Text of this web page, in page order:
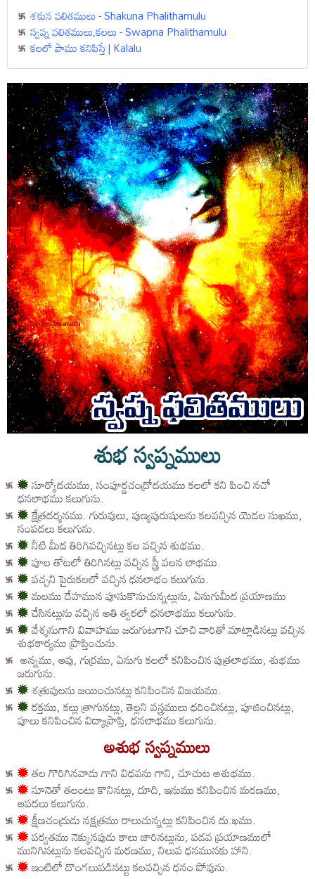
శకున ఫలితములు - Shakuna Phalithamulu
స్వప్న ఫలితములు,కలలు - Swapna Phalithamulu
కలలో పాము కనిపిస్తే | Kalalu
శుభ స్వప్నములు
✹సూర్యోదయము, సంపూర్ణచంద్రోదయము కలలో కని పించి నచో
ధనలాభము కలుగును.
✹క్షేత్రదర్శనము. గురువులు, పుణ్యపురుషులను కలవచ్చిన యెడల సుఖము,
సంపదలు కలుగును.
✹నీటి మీద తిరిగివచ్చినట్లు కల వచ్చిన శుభము.
✹పూల తోటలో తిరిగినట్లు వచ్చిన స్త్రీ వలన లాభము.
✹పచ్చని పైరుకలలో వచ్చిన ధనలాభం కలుగును.
✹మలము దేహమున పూసుకొనుచున్నట్లును, ఏనుగుమీద ప్రయాణము
✹చేసినట్లును వచ్చిన అతి త్వరలో ధనలాభము కలుగును.
✹వేశ్శనుగాని వివాహము జరుగుటగాని చూచి వారితో మాట్లాడినట్లు వచ్చిన
శుభకార్యము ప్రొప్తించును.
అన్నము, ఆవు, గుర్రము, ఏనుగు కలలో కనిపించిన పుత్రలాభము, శుభము
జరుగును.
✹శత్రువులను జయించునట్లు కనిపించిన విజయము.
✹రక్తము, కల్లు త్రాగునట్లు, తెల్లని వస్త్రములు ధరించినట్లు, పూజించినట్లు,
పూలు కనిపించిన విద్యాప్రాప్తి, ధనలాభము కలుగును.
అశుభ స్వప్నములు
✹తల గొరిగినవాడు గాని విధవను గాని, చూచుట అశుభము.
✹నూనెతో తలంటు కొనినట్లు, దూది, ఇనుము కనిపించిన మరణము,
ఆపదలు కలుగును.
✹క్షీణచంద్రుడు నక్షత్రము రాలుచున్నట్లు కనిపించిన దు:ఖము.
✹పర్వతము నెక్కునపుడు కాలు జారినట్లును, పడవ ప్రయాణములో
మునిగినట్లును కలవచ్చిన మరణము, నిలువ ధనమునకు హాని.
✹ఇంటిలో దొంగలుపడినట్టు కలవచ్చిన ధనం పోవును.